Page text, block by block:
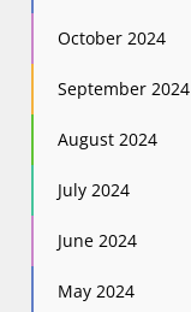
October 2024
September 2024
August 2024
July 2024
June 2024
May 2024